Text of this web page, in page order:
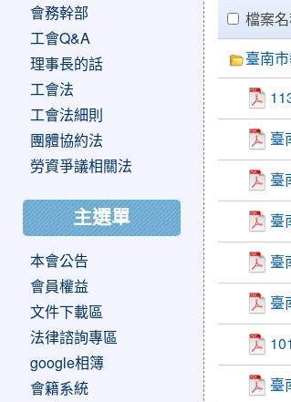
clickAll
檔案
臺南
臺
臺
臺
臺
臺
臺
會務幹部
工會Q&A
理事長的話
工會法
工會法細則
團體協約法
勞資爭議相關法
主選單
本會公告
會員權益
文件下載區
法律諮詢專區
google相簿
會籍系統